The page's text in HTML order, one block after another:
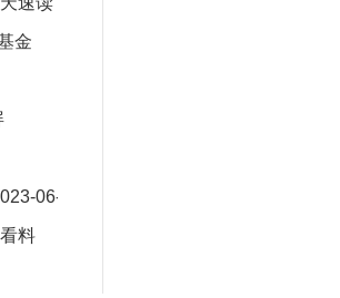
金
06-05】 环球信息
料